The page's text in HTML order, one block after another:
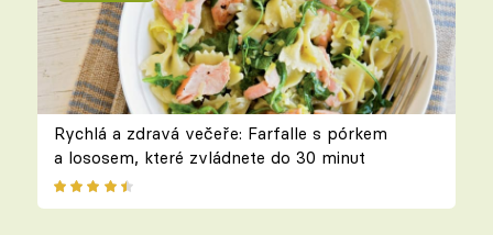
Rychlá a zdravá večeře: Farfalle s pórkem
a lososem, které zvládnete do 30 minut